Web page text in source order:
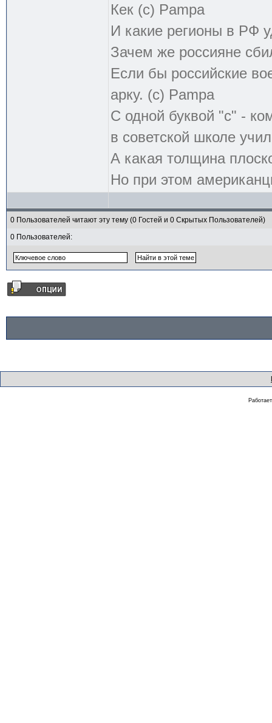
Кек (с) Pampa
И какие регионы в РФ
Зачем же россияне
Если бы российские
арку. (с) Pampa
С одной буквой "с" -
в советской школе
А какая толщина
Но при этом
0 Пользователей читают эту тему (0 Гостей и 0 Скрытых Пользователей)
0 Пользователей: